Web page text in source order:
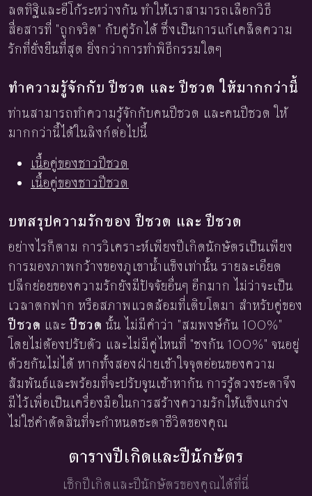
ลดทิฐิและอีโก้ระหว่างกัน ทำให้เราสามารถเลือกวิธี
สื่อสารที่ "ถูกจริต" กับคู่รักได้ ซึ่งเป็นการแก้เคล็ดความ
รักที่ยั่งยืนที่สุด ยิ่งกว่าการทำพิธีกรรมใดๆ
ทำความรู้จักกับ ปีชวด และ ปีชวด ให้มากกว่านี้
ท่านสามารถทำความรู้จักกับคนปีชวด และคนปีชวด ให้
มากกว่านี้ได้ในลิงก์ต่อไปนี้
เนื้อคู่ของชาวปีชวด
เนื้อคู่ของชาวปีชวด
บทสรุปความรักของ ปีชวด และ ปีชวด
อย่างไรก็ตาม การวิเคราะห์เพียงปีเกิดนักษัตรเป็นเพียง
การมองภาพกว้างของภูเขาน้ำแข็งเท่านั้น รายละเอียด
ปลีกย่อยของความรักยังมีปัจจัยอื่นๆ อีกมาก ไม่ว่าจะเป็น
เวลาตกฟาก หรือสภาพแวดล้อมที่เติบโตมา สำหรับคู่ของ
ปีชวด และปีชวด นั้น ไม่มีคำว่า "สมพงษ์กัน 100%"
โดยไม่ต้องปรับตัว และไม่มีคู่ไหนที่ "ชงกัน 100%" จนอยู่
ด้วยกันไม่ได้ หากทั้งสองฝ่ายเข้าใจจุดอ่อนของความ
สัมพันธ์และพร้อมที่จะปรับจูนเข้าหากัน การรู้ดวงชะตาจึง
มีไว้เพื่อเป็นเครื่องมือในการสร้างความรักให้แข็งแกร่ง
ไม่ใช่คำตัดสินที่จะกำหนดชะตาชีวิตของคุณ
ตารางปีเกิดและปีนักษัตร
เช็กปีเกิดและปีนักษัตรของคุณได้ที่นี่